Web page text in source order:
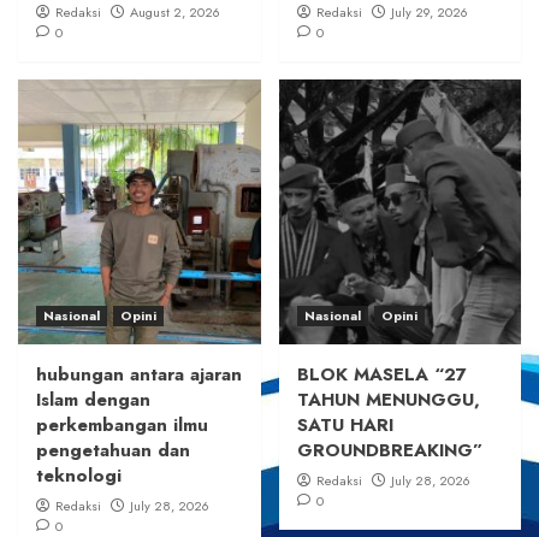
Redaksi
August 2, 2026
0
Redaksi
July 29, 2026
0
Nasional Opini
hubungan antara ajaran
Islam dengan
perkembangan ilmu
pengetahuan dan
teknologi
Redaksi
July 28, 2026
0
Nasional Opini
BLOK MASELA “27
TAHUN MENUNGGU,
SATU HARI
GROUNDBREAKING”
Redaksi
July 28, 2026
0